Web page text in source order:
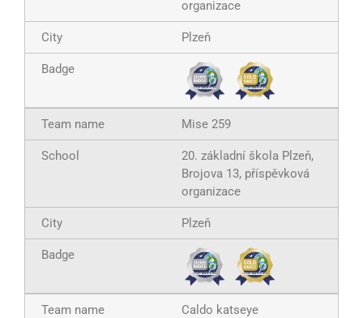
organizace
Plzeň
Mise 259
20. základní škola Plzeň,
Brojova 13, příspěvková
organizace
Plzeň
Caldo katseye